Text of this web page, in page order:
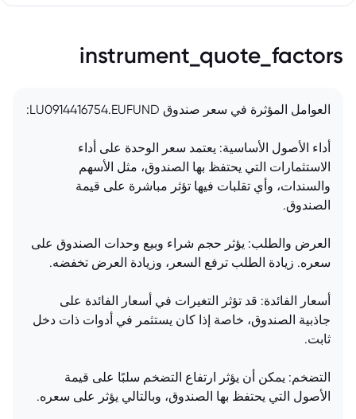
instrument_quote_factors
العوامل المؤثرة في سعر صندوق LU0914416754.EUFUND:
أداء الأصول الأساسية: يعتمد سعر الوحدة على أداء
الاستثمارات التي يحتفظ بها الصندوق، مثل الأسهم
والسندات، وأي تقلبات فيها تؤثر مباشرة على قيمة
الصندوق.
العرض والطلب: يؤثر حجم شراء وبيع وحدات الصندوق على
سعره. زيادة الطلب ترفع السعر، وزيادة العرض تخفضه.
أسعار الفائدة: قد تؤثر التغيرات في أسعار الفائدة على
جاذبية الصندوق، خاصة إذا كان يستثمر في أدوات ذات دخل
ثابت.
التضخم: يمكن أن يؤثر ارتفاع التضخم سلبًا على قيمة
الأصول التي يحتفظ بها الصندوق، وبالتالي يؤثر على سعره.